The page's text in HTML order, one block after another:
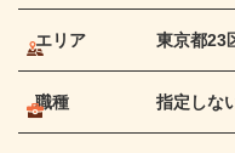
エリア 東京都23
職種 指定しな